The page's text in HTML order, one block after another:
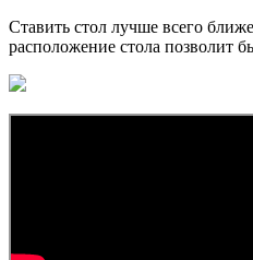
Ставить стол лучше всего
расположение стола позволит